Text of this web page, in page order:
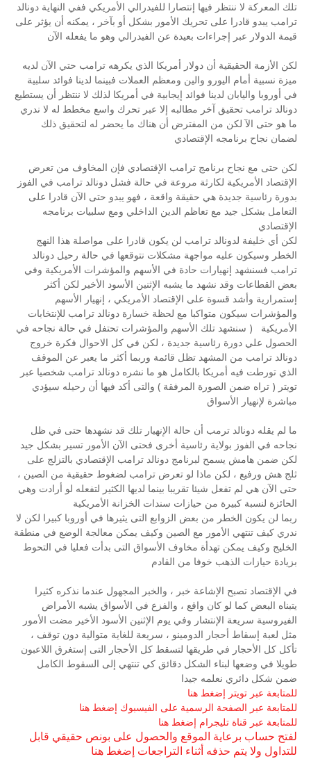
تلك المعركة لا ننتظر فيها إنتصارا للفيدرالي الأمريكي ففي النهاية دونالد
ترامب يبدو قادرا على تحريك الأمور بشكل أو بآخر ، يمكنه أن يؤثر على
قيمة الدولار عبر إجراءات بعيدة عن الفيدرالي وهو ما يفعله الآن
لكن الأزمة الحقيقية أن دولار أمريكا الذي يكرهه ترامب حتي الآن لديه
ميزة نسبية أمام اليورو والين ومعظم العملات فبينما لدينا فوائد سلبية
في أوروبا واليابان لدينا فوائد إيجابية في أمريكا لذلك لا ننتظر أن يستطيع
دونالد ترامب تحقيق آخر مطالبه إلا عبر تحرك واسع مخطط له لا ندري
ما هو حتى الآ لكن من المفترض أن هناك ما يحضر له لتحقيق ذلك
لضمان نجاح برنامجه الإقتصادي
لكن حتى مع نجاح برنامج ترامب الإقتصادي فإن المخاوف من تعرض
الإقتصاد الأمريكية لكارثة مروعة في حالة فشل دونالد ترامب في الفوز
بدورة رئاسية جديدة هي حقيقة واقعة ، فهو يبدو حتى الآن قادرا على
التعامل بشكل جيد مع تعاظم الدين الداخلي ومع سلبيات برنامجه
الإقتصادي
لكن أي خليفة لدونالد ترامب لن يكون قادرا على مواصلة هذا النهج
الخطر وسيكون عليه مواجهة مشكلات نتوقعها في حالة رحيل دونالد
ترامب فسنشهد إنهيارات حادة في الأسهم والمؤشرات الأمريكية وفي
بعض القطاعات وقد نشهد ما يشبه الإثنين الأسود الأخير لكن أكثر
إستمرارية وأشد قسوة على الإقتصاد الأمريكي ، إنهيار الأسهم
والمؤشرات سيكون متواكبا مع لحظة خسارة دونالد ترامب للإنتخابات
الأمريكية ( سنشهد تلك الأسهم والمؤشرات تحتفل في حالة نجاحه في
الحصول علي دورة رئاسية جديدة ، لكن في كل الاحوال فكرة خروج
دونالد ترامب من المشهد تظل قائمة وربما أكثر ما يعبر عن الموقف
الذي تورطت فيه أمريكا بالكامل هو ما نشره دونالد ترامب شخصيا عبر
تويتر ( تراه ضمن الصورة المرفقة ) والتى أكد فيها أن رحيله سيؤدي
مباشرة لإنهيار الأسواق
ما لم يقله دونالد ترمب أن حالة الإنهيار تلك قد نشهدها حتى في ظل
نجاحه في الفوز بولاية رئاسية أخرى فحتى الآن الأمور تسير بشكل جيد
لكن ضمن هامش يسمح لبرنامج دونالد ترامب الإقتصادي بالتزلج على
ثلج هش ورفيع ، لكن ماذا لو تعرض ترامب لضغوط حقيقية من الصين ،
حتى الآن هي لم تفعل شيئا تقريبا بينما لديها الكثير لتفعله لو أرادت وهي
الحائزة لنسبة كبيرة من حيازات سندات الخزانة الأمريكية
ربما لن يكون الخطر من بعض الزوابع التى يثيرها في أوروبا كبيرا لكن لا
ندري كيف تنتهي الأمور مع الصين وكيف يمكن معالجة الوضع في منطقة
الخليج وكيف يمكن تهدأة مخاوف الأسواق التى بدأت فعليا في التحوط
بزيادة حيازات الذهب خوفا من القادم
في الإقتصاد تصبح الإشاعة خبر ، والخبر المجهول عندما نذكره كثيرا
يتبناه البعض كما لو كان واقع ، والفزع في الأسواق يشبه الأمراض
الفيروسية سريعة الإنتشار وفي يوم الإثنين الأسود الأخير مضت الأمور
مثل لعبة إسقاط أحجار الدومينو ، سريعة للغاية متوالية دون توقف ،
تأكل كل الأحجار في طريقها لتسقط كل الأحجار التى إستغرق اللاعبون
طويلا في وضعها لبناء الشكل دقائق كي تنتهي إلى السقوط الكامل
ضمن شكل دائري نعلمه جيدا
للمتابعة عبر تويتر إضغط هنا
للمتابعة عبر الصفحة الرسمية على الفيسبوك إضغط هنا
للمتابعة عبر قناة تليجرام إضغط هنا
لفتح حساب برعاية الموقع والحصول على بونص حقيقي قابل
للتداول ولا يتم حذفه أثناء التراجعات إضغط هنا